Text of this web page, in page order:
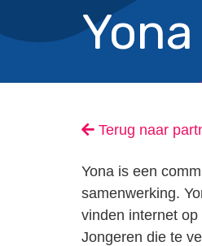
Terug naar
Yona is een
samenwerking.
vinden internet
Jongeren die te